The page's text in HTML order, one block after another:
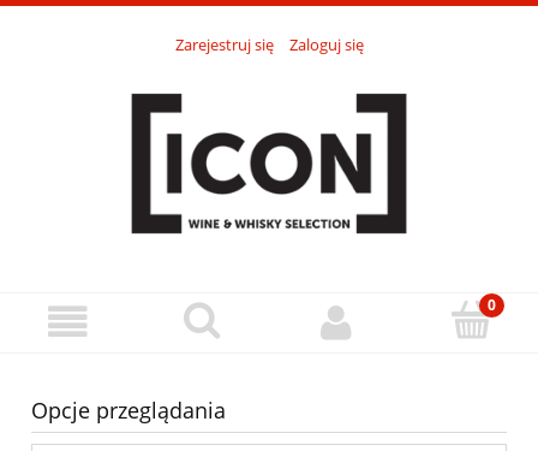
Zarejestruj się Zaloguj się
Opcje przeglądania